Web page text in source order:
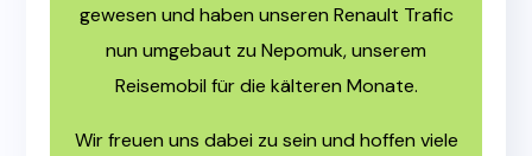
gewesen und haben unseren Renault Trafic
nun umgebaut zu Nepomuk, unserem
Reisemobil für die kälteren Monate.
Wir freuen uns dabei zu sein und hoffen viele